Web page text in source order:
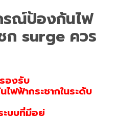
รณ์ป้องกันไฟ
ก surge ควร
องรับ
ไฟฟ้ากระชากในระดับ
ะบบที่มีอยู่